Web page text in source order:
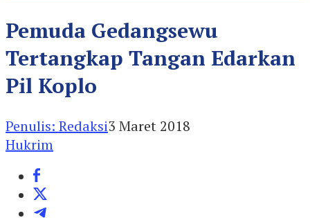
Pemuda Gedangsewu
Tertangkap Tangan Edarkan
Pil Koplo
Penulis: Redaksi3 Maret 2018
Hukrim